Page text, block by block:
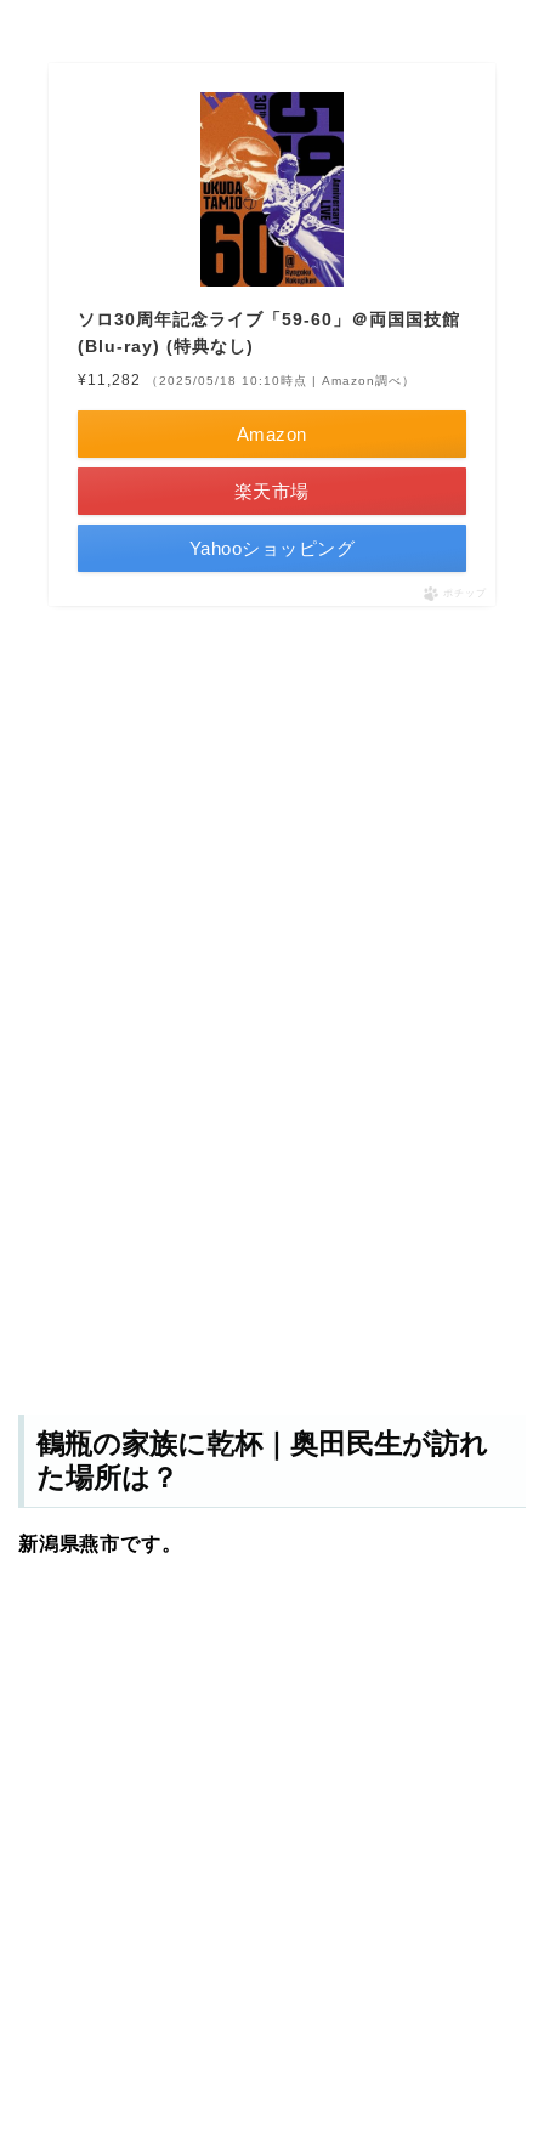
ソロ30周年記念ライブ「59-60」＠両国国技館
(Blu-ray) (特典なし)
¥11,282 （2025/05/18 10:10時点 | Amazon調べ）
Amazon
楽天市場
Yahooショッピング
ポチップ
鶴瓶の家族に乾杯｜奥田民生が訪れ
た場所は？
新潟県燕市です。